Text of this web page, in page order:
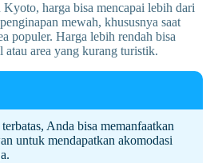
harga bisa mencapai lebih dari
mewah, khususnya saat
populer. Harga lebih rendah bisa
area yang kurang turistik.
Anda bisa memanfaatkan
untuk mendapatkan akomodasi